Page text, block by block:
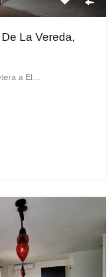
La Vereda,
a El…